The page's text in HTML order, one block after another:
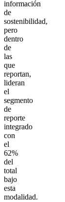
información
de
sostenibilidad,
pero
dentro
de
las
que
reportan,
lideran
el
segmento
de
reporte
integrado
con
el
62%
del
total
bajo
esta
modalidad.